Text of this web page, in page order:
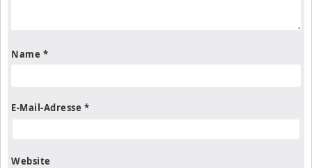
Name *
E-Mail-Adresse *
Website